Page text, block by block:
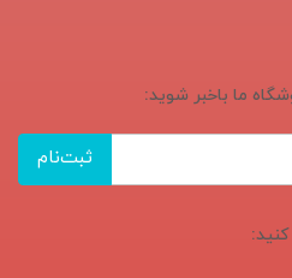
ما باخبر شوید:
ثبت‌نام